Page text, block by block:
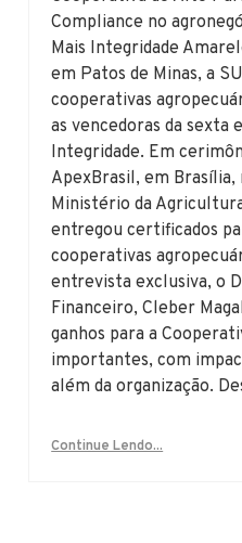
Compliance no
Mais Integridade
em Patos de Minas, a
cooperativas
as vencedoras da sexta
Integridade. Em
ApexBrasil, em Brasília,
Ministério da
entregou certificados
cooperativas
entrevista exclusiva, o
Financeiro, Cleber
ganhos para a
importantes, com
além da organização.
Continue Lendo...